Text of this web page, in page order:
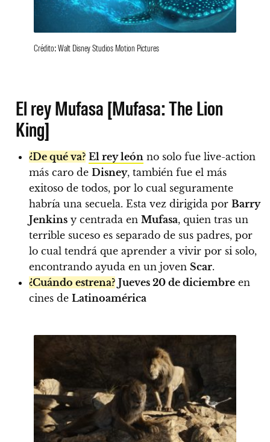
Crédito: Walt Disney Studios Motion Pictures
El rey Mufasa [Mufasa: The Lion
King]
¿De qué va? El rey león no solo fue live-action
más caro de Disney, también fue el más
exitoso de todos, por lo cual seguramente
habría una secuela. Esta vez dirigida por Barry
Jenkins y centrada en Mufasa, quien tras un
terrible suceso es separado de sus padres, por
lo cual tendrá que aprender a vivir por si solo,
encontrando ayuda en un joven Scar.
¿Cuándo estrena? Jueves 20 de diciembre en
cines de Latinoamérica